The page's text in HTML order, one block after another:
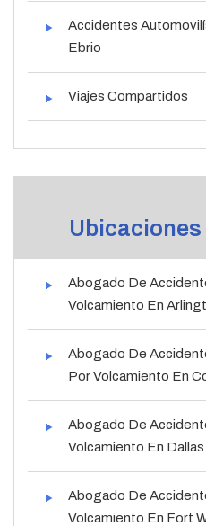
Accidentes
Ebrio
Viajes Compartidos
Abogado De
Volcamiento En
Abogado De
Por Volcamiento En
Abogado De
Volcamiento En Dallas
Abogado De
Volcamiento En Fort